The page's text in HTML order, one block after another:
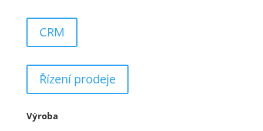
CRM
Řízení prodeje
Výroba